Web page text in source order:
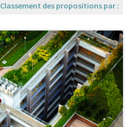
Classement des propositions par :